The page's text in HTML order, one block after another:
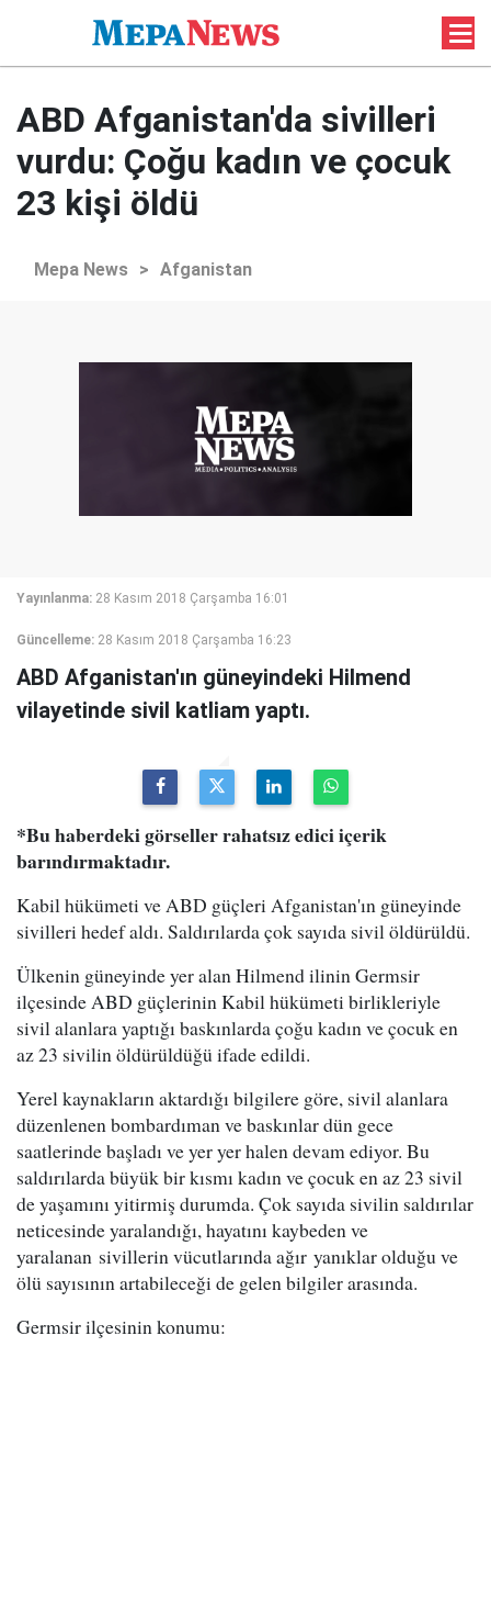
ABD Afganistan'da sivilleri
vurdu: Çoğu kadın ve çocuk
23 kişi öldü
Mepa News > Afganistan
Yayınlanma: 28 Kasım 2018 Çarşamba 16:01
Güncelleme: 28 Kasım 2018 Çarşamba 16:23
ABD Afganistan'ın güneyindeki Hilmend
vilayetinde sivil katliam yaptı.
*Bu haberdeki görseller rahatsız edici içerik
barındırmaktadır.
Kabil hükümeti ve ABD güçleri Afganistan'ın güneyinde
sivilleri hedef aldı. Saldırılarda çok sayıda sivil öldürüldü.
Ülkenin güneyinde yer alan Hilmend ilinin Germsir
ilçesinde ABD güçlerinin Kabil hükümeti birlikleriyle
sivil alanlara yaptığı baskınlarda çoğu kadın ve çocuk en
az 23 sivilin öldürüldüğü ifade edildi.
Yerel kaynakların aktardığı bilgilere göre, sivil alanlara
düzenlenen bombardıman ve baskınlar dün gece
saatlerinde başladı ve yer yer halen devam ediyor. Bu
saldırılarda büyük bir kısmı kadın ve çocuk en az 23 sivil
de yaşamını yitirmiş durumda. Çok sayıda sivilin saldırılar
neticesinde yaralandığı, hayatını kaybeden ve
yaralanan sivillerin vücutlarında ağır yanıklar olduğu ve
ölü sayısının artabileceği de gelen bilgiler arasında.
Germsir ilçesinin konumu: